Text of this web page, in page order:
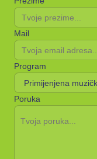
Mail
Program
Poruka